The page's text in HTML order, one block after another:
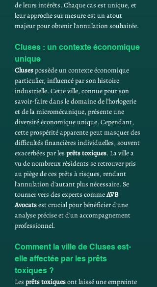
de leurs intérêts. Chaque cas est unique, et
leur approche sur mesure est un atout
majeur pour obtenir l'annulation souhaitée.
Cluses : un contexte économique
unique
Cluses possède un contexte économique
particulier, influencé par son histoire
industrielle. Cette ville, connue pour son
savoir-faire dans le domaine de l'horlogerie
et de la micromécanique, présente une
diversité économique unique. Cependant,
cette prospérité apparente peut masquer des
difficultés financières individuelles, souvent
exacerbées par les prêts toxiques. La ville a
vu de nombreux résidents se retrouver pris
au piège de ces prêts à risques, rendant
l'annulation d'autant plus nécessaire. Se
tourner vers des experts comme AVB
Avocats est crucial pour bénéficier d'une
analyse précise et d'un accompagnement
professionnel.
Comment la ville de Cluses est-
elle affectée par les prêts
toxiques ?
Les prêts toxiques ont laissé une empreinte